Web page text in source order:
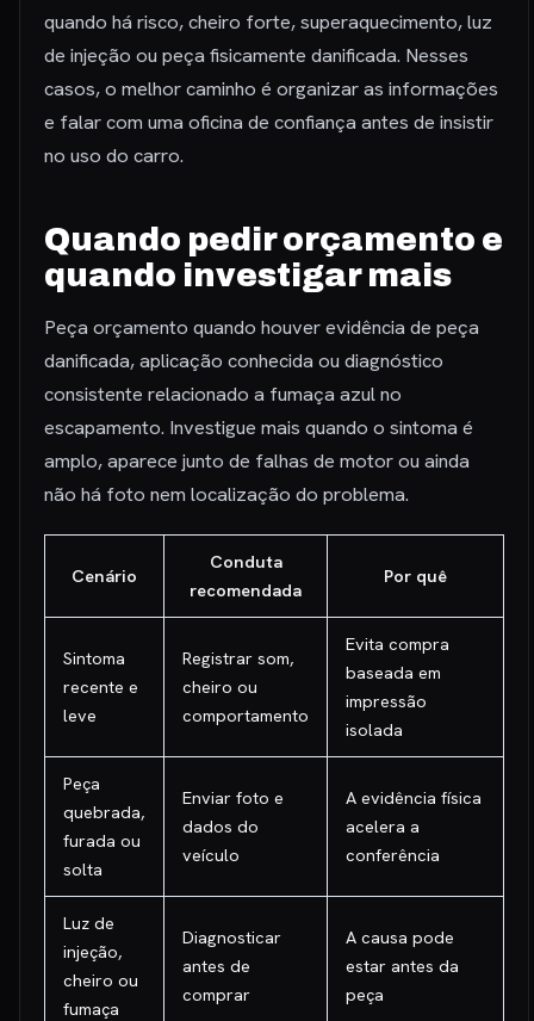
quando há risco, cheiro forte, superaquecimento, luz
de injeção ou peça fisicamente danificada. Nesses
casos, o melhor caminho é organizar as informações
e falar com uma oficina de confiança antes de insistir
no uso do carro.
Quando pedir orçamento e
quando investigar mais
Peça orçamento quando houver evidência de peça
danificada, aplicação conhecida ou diagnóstico
consistente relacionado a fumaça azul no
escapamento. Investigue mais quando o sintoma é
amplo, aparece junto de falhas de motor ou ainda
não há foto nem localização do problema.
Cenário
Conduta
recomendada
Por quê
Sintoma
recente e
leve
Registrar som,
cheiro ou
comportamento
Evita compra
baseada em
impressão
isolada
Peça
quebrada,
furada ou
solta
Enviar foto e
dados do
veículo
A evidência física
acelera a
conferência
Luz de
injeção,
cheiro ou
fumaça
Diagnosticar
antes de
comprar
A causa pode
estar antes da
peça